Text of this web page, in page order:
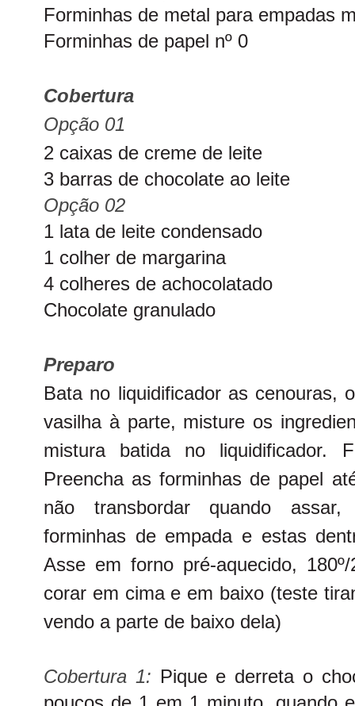
Forminhas de metal para empadas
Forminhas de papel nº 0
Cobertura
Opção 01
2 caixas de creme de leite
3 barras de chocolate ao leite
Opção 02
1 lata de leite condensado
1 colher de margarina
4 colheres de achocolatado
Chocolate granulado
Preparo
Bata no liquidificador as cenouras,
vasilha à parte, misture os
mistura batida no liquidificador.
Preencha as forminhas de papel
não transbordar quando
forminhas de empada e estas
Asse em forno pré-aquecido,
corar em cima e em baixo (teste
vendo a parte de baixo dela)
Cobertura 1: Pique e derreta o